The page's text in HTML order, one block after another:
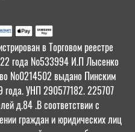
в Торговом реестре
года №533994 И.П Лысенко
№0214502 выдано Пинским
года. УНП 290577182. 225707
д.84 .В соответствии с
граждан и юридических лиц